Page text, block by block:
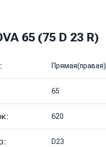
65 (75 D 23 R)
Прямая(правая)
65
620
D23